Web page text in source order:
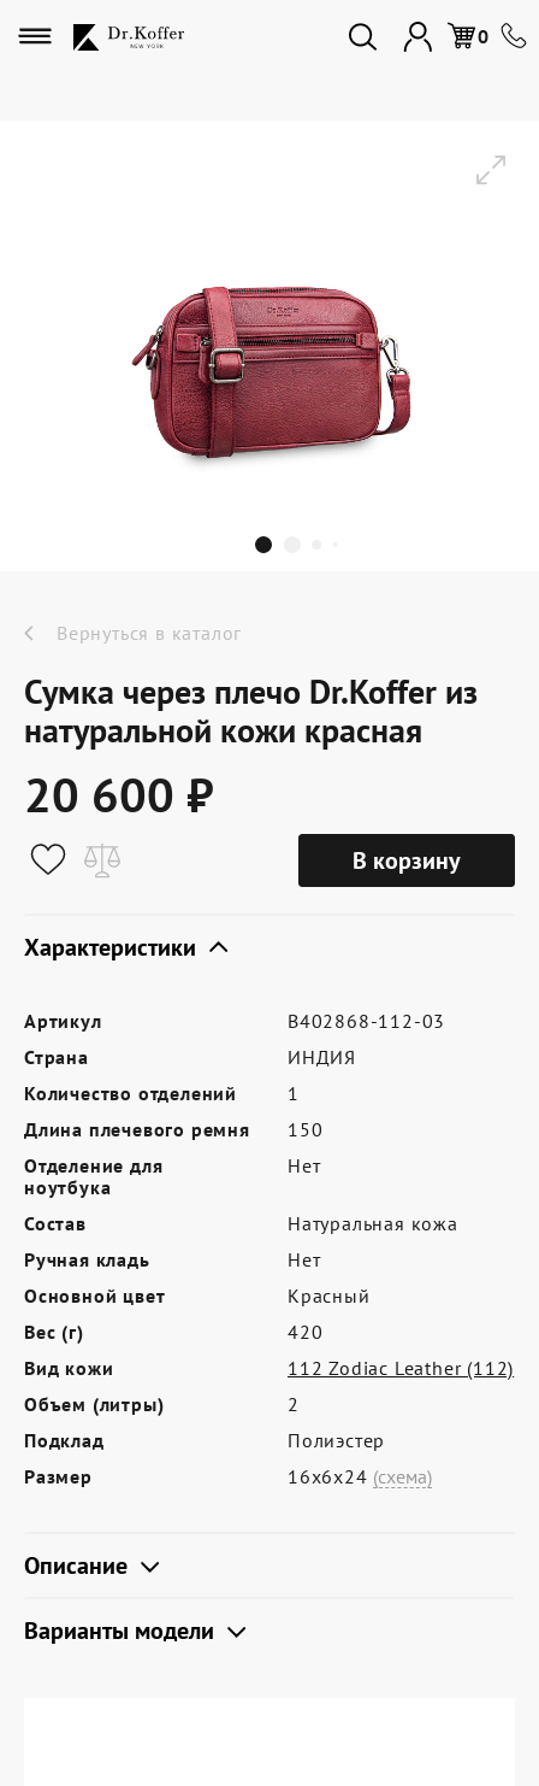
0
Избранное
Женская коллекция
Подарки и сувениры
Подарочные карты
Dr.Koffer Outlet
Новинки
Акции
О компании
Условия доставки
Сертификат Dr.Koffer
Где купить
Партнерам
Контакты
Программа лояльности
Политика обработки персональных
данных
Вернуться в каталог
Сумка через плечо Dr.Koffer из
натуральной кожи красная
20 600 ₽
В корзину
Характеристики
Артикул
B402868-112-03
Страна
ИНДИЯ
Количество отделений
1
Длина плечевого ремня
150
Отделение для
ноутбука
Нет
Состав
Натуральная кожа
Ручная кладь
Нет
Основной цвет
Красный
Вес (г)
420
Вид кожи
112 Zodiac Leather (112)
Объем (литры)
2
Подклад
Полиэстер
Размер
16х6х24 (схема)
Описание
Варианты модели